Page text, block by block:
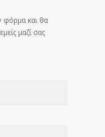
φόρμα και θα
μαζί σας